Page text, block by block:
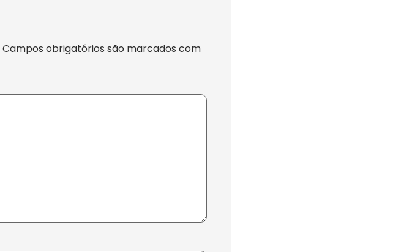
Campos obrigatórios são marcados com